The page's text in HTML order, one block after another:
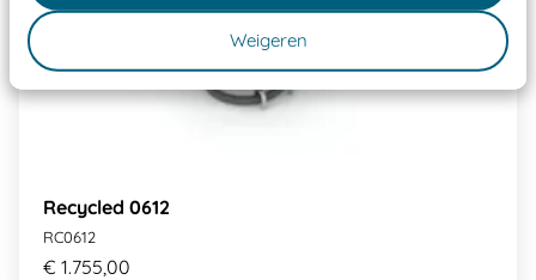
Weigeren
Recycled 0612
RC0612
€ 1.755,00